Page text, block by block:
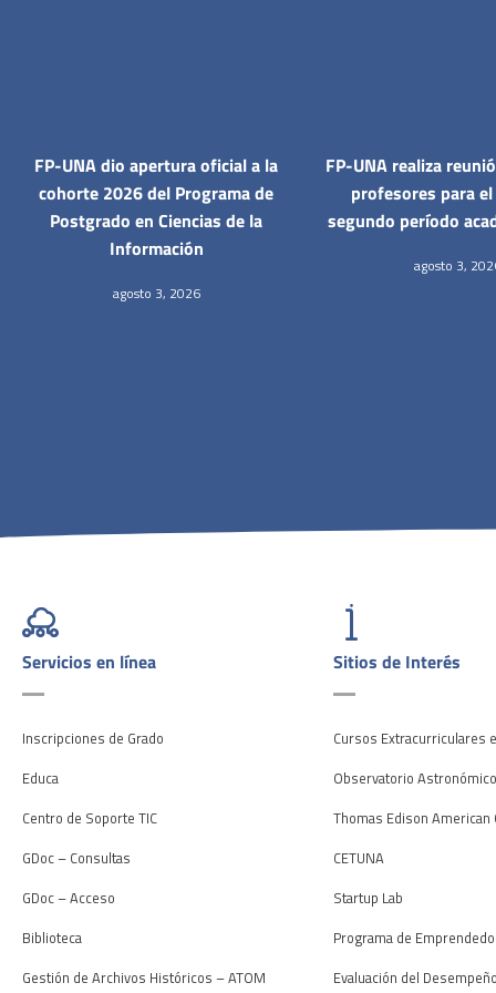
FP-UNA dio apertura oficial a la
cohorte 2026 del Programa de
Postgrado en Ciencias de la
Información
agosto 3, 2026
FP-UNA realiza
profesores para
segundo período
agosto 3,
Servicios en línea
Inscripciones de Grado
Educa
Centro de Soporte TIC
GDoc – Consultas
GDoc – Acceso
Biblioteca
Gestión de Archivos Históricos – ATOM
Sitios de Interés
Cursos Extracurriculares
Observatorio Astronómico
Thomas Edison American
CETUNA
Startup Lab
Programa de
Evaluación del